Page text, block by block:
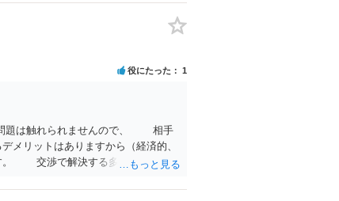
ことは認められるのか。 ⇒おそらく
、 貸金返還ではないかと存じます。
万円を支払う事は困難 仮に裁判
の財産を差し押さえられ、そこから
十分可能です。 ⑤ このような事情
する必要はないと考えられるた
役にたった 1
題は触れられませんので、 相手
リットはありますから（経済的、
。 交渉で解決する多くの場合は、
ないことは、交渉材料にはならな